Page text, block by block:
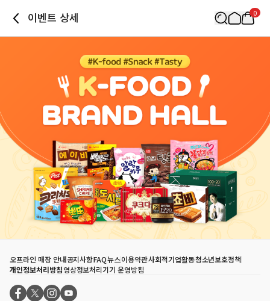
이벤트 상세 0
오프라인 매장 안내공지사항FAQ뉴스이용약관사회적기업활동청소년보호정책
개인정보처리방침영상정보처리기기 운영방침